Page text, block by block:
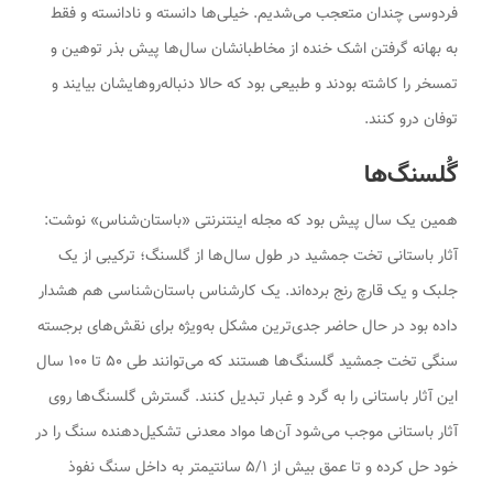
فردوسی چندان متعجب می‌شدیم. خیلی‌ها دانسته و نادانسته و فقط
به بهانه گرفتن اشک خنده از مخاطبانشان سال‌ها پیش بذر توهین و
تمسخر را کاشته بودند و طبیعی بود که حالا دنباله‌روهایشان بیایند و
توفان درو کنند.
گُلسنگ‌ها
همین یک سال پیش بود که مجله اینتنرنتی «باستان‌شناس» نوشت:
آثار باستانی تخت جمشید در طول سال‌ها از گلسنگ؛ ترکیبی از یک
جلبک و یک قارچ رنج برده‌اند. یک کارشناس باستان‌شناسی هم هشدار
داده بود در حال حاضر جدی‌ترین مشکل به‌ویژه برای نقش‌های برجسته
سنگی تخت جمشید گلسنگ‌ها هستند که می‌توانند طی ۵۰ تا ۱۰۰ سال
این آثار باستانی را به گرد و غبار تبدیل کنند. گسترش گلسنگ‌ها روی
آثار باستانی موجب می‌شود آن‌ها مواد معدنی تشکیل‌دهنده سنگ را در
خود حل کرده و تا عمق بیش از ۵/۱ سانتیمتر به داخل سنگ نفوذ